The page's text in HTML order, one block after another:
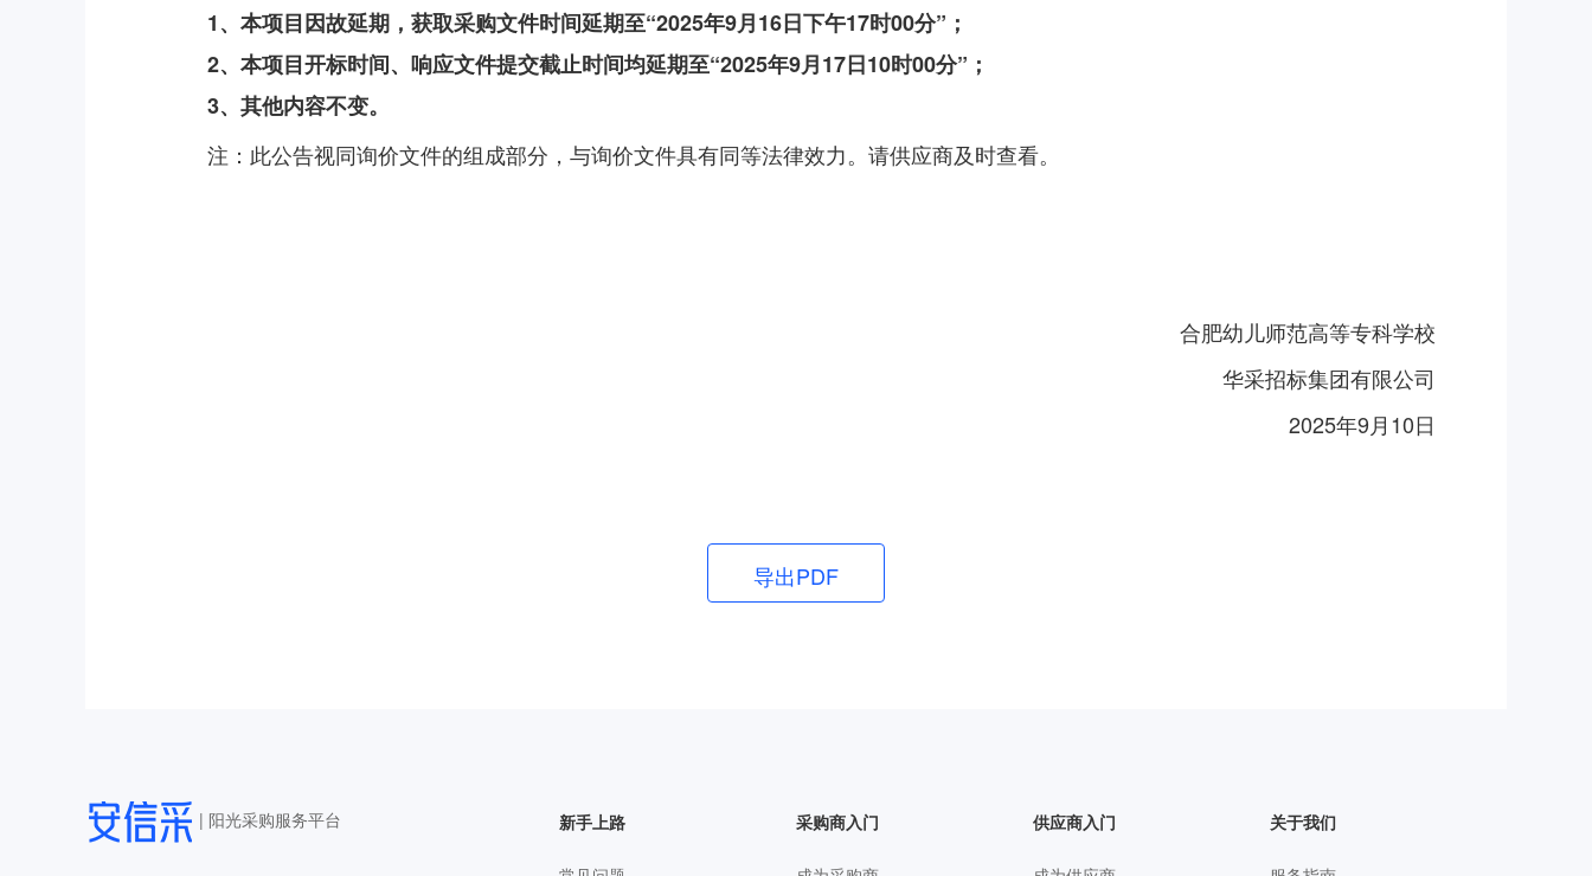
1、本项目因故延期，获取采购文件时间延期至“2025年9月16日下午17时00分” ；
2、本项目开标时间、 响应文件提交截止时间均延期至“2025年9月17日10时00分” ；
3、其他内容不变。
注：此公告视同询价文件的组成部分，与询价文件具有同等法律效力。请供应商及时查看。
合肥幼儿师范高等专科学校
华采招标集团有限公司
2025年9月10日
导出PDF
| 阳光采购服务平台 新手上路 采购商入门 供应商入门 关于我们